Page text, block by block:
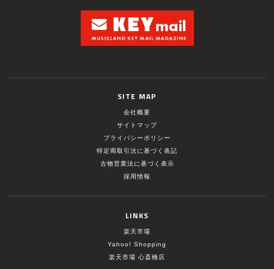
SITE MAP
会社概要
サイトマップ
プライバシーポリシー
特定商取引法に基づく表記
古物営業法に基づく表示
採用情報
LINKS
楽天市場
Yahoo! Shopping
楽天市場 心斎橋店